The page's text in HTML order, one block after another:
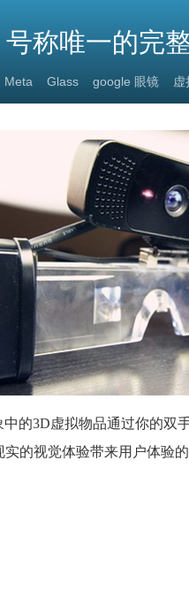
号称唯一的完
Meta Glass google 眼镜 虚
中的3D虚拟物品通过你的
的视觉体验带来用户体验